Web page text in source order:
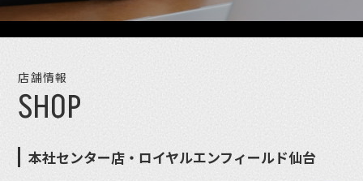
店舗情報
SHOP
本社センター店・ロイヤルエンフィールド仙台